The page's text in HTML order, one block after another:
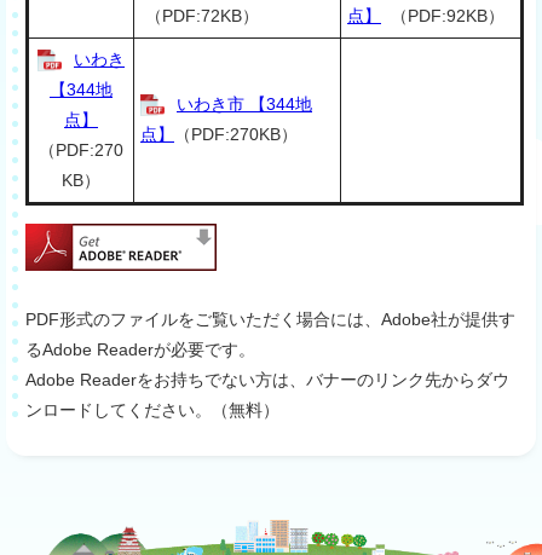
（PDF:72KB）
点】
（PDF:92KB）
いわき
【344地
点】
（PDF:270
KB）
いわき市 【344地
点】
（PDF:270KB）
PDF形式のファイルをご覧いただく場合には、Adobe社が提供す
るAdobe Readerが必要です。
Adobe Readerをお持ちでない方は、バナーのリンク先からダウ
ンロードしてください。（無料）